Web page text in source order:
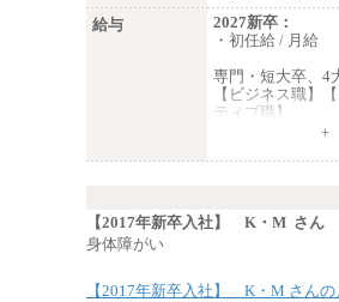
給与
2027新卒：
・初任給 / 月給
専門・短大卒、4
【ビジネス職】
ティブ職】
一律：225,000円
※試用期間中も
②④⑦⑩月給：
⑨月給：250,000
+
【2017年新卒入社】 K・M さん
身体障がい
【2017年新卒入社】 K・M さん